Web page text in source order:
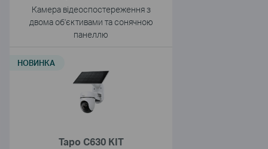
Камера відеоспостереження з
двома об'єктивами та сонячною
панеллю
Tapo C630 KIT
НОВИНКА